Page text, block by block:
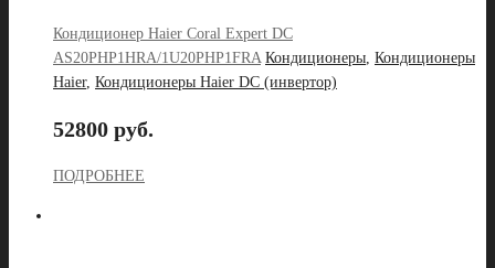
Кондиционер Haier Coral Expert DC
AS20PHP1HRA/1U20PHP1FRA Кондиционеры Кондиционеры
Haier, Кондиционеры Haier DC (инвертор)
52800 руб.
ПОДРОБНЕЕ